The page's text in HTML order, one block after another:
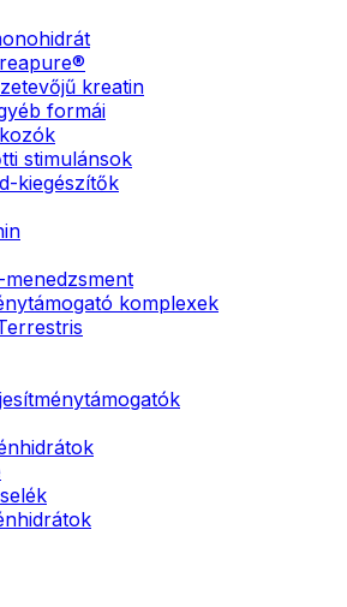
kreatin
formái
stimulánsok
kiegészítők
komplexek